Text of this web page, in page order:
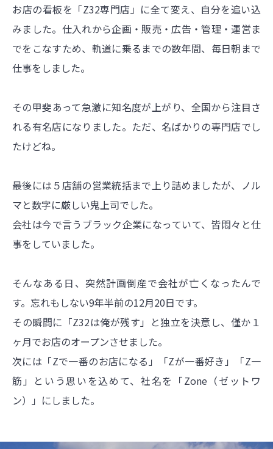
お店の看板を「Z32専門店」に全て変え、自分を追い込
みました。仕入れから企画・販売・広告・管理・運営ま
でをこなすため、軌道に乗るまでの数年間、毎日朝まで
仕事をしました。
その甲斐あって急激に知名度が上がり、全国から注目さ
れる有名店になりました。ただ、名ばかりの専門店でし
たけどね。
最後には５店舗の営業統括まで上り詰めましたが、ノル
マと数字に厳しい鬼上司でした。
会社は今で言うブラック企業になっていて、皆悶々と仕
事をしていました。
そんなある日、突然計画倒産で会社が亡くなったんで
す。忘れもしない9年半前の12月20日です。
その瞬間に「Z32は俺が残す」と独立を決意し、僅か１
ヶ月でお店のオープンさせました。
次には「Zで一番のお店になる」「Zが一番好き」「Z一
筋」という思いを込めて、社名を「Zone（ゼットワ
ン）」にしました。